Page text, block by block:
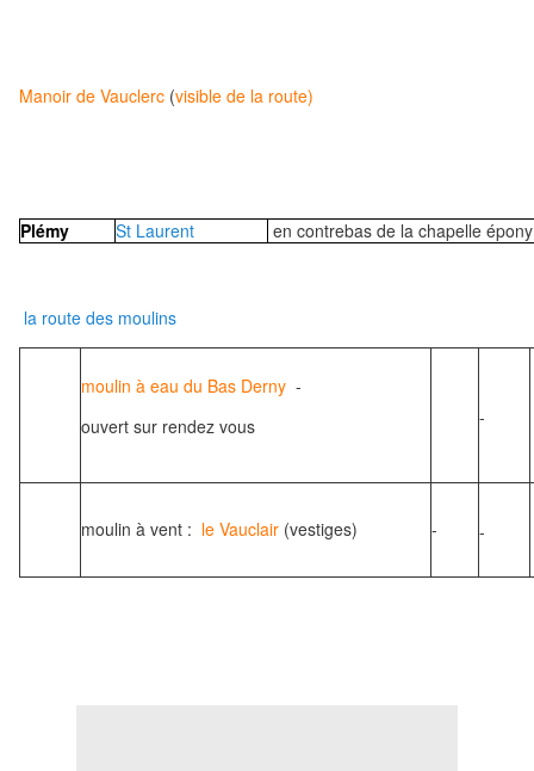
Manoir de Vauclerc (visible de la route)
Plémy St Laurent en contrebas de la chapelle
la route des moulins
moulin à eau du Bas Derny -
ouvert sur rendez vous
-
moulin à vent : le Vauclair (vestiges) - -